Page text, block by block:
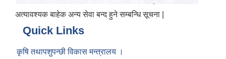
अत्यावश्यक बाहेक अन्य सेवा बन्द हुने सम्बन्धि सूचना |
Quick Links
कृषि तथापशुपन्छी विकास मन्त्रालय ।